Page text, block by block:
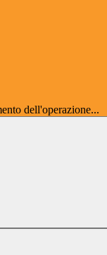
dell'operazione...